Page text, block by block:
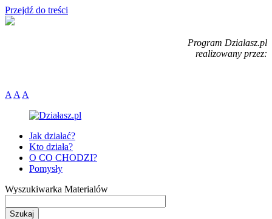
Przejdź do treści
Program Dzialasz.pl
realizowany przez:
A A A
Jak działać?
Kto działa?
O CO CHODZI?
Pomysły
Wyszukiwarka Materialów